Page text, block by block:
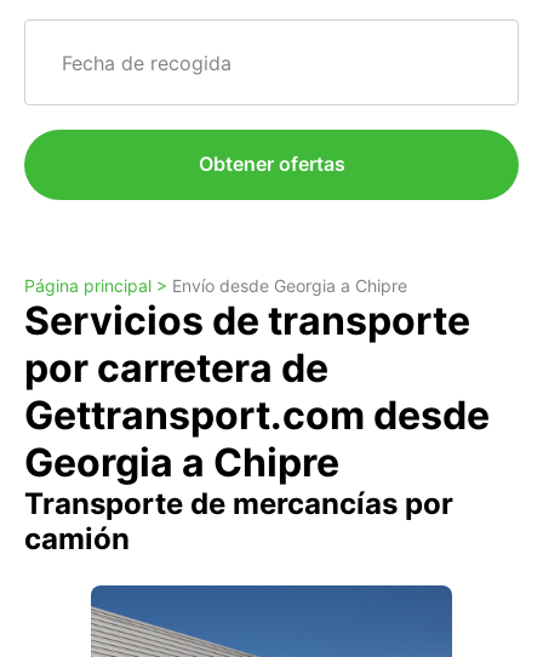
Fecha de recogida
Obtener ofertas
Página principal > Envío desde Georgia a Chipre
Servicios de transporte
por carretera de
Gettransport.com desde
Georgia a Chipre
Transporte de mercancías por
camión